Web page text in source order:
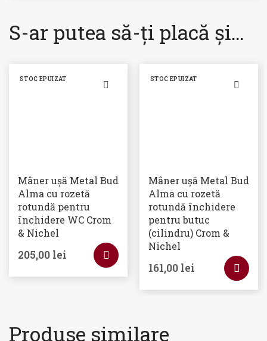
S-ar putea să-ți placă și…
STOC EPUIZAT
Mâner ușă Metal Bud
Alma cu rozetă
rotundă pentru
închidere WC Crom
& Nichel
205,00 lei
STOC EPUIZAT
Mâner ușă Metal Bud
Alma cu rozetă
rotundă închidere
pentru butuc
(cilindru) Crom &
Nichel
161,00 lei
Produse similare